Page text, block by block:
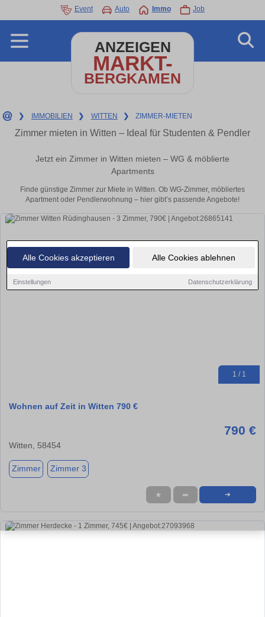
Alle Cookies akzeptieren Alle Cookies ablehnen
Einstellungen Datenschutzerklärung
Event Auto Immo Job
ANZEIGEN
MARKT-
BERGKAMEN
❯ IMMOBILIEN ❯ WITTEN ❯ ZIMMER-MIETEN
Zimmer mieten in Witten – Ideal für Studenten & Pendler
Jetzt ein Zimmer in Witten mieten – WG & möblierte
Apartments
Finde günstige Zimmer zur Miete in Witten. Ob WG-Zimmer, möbliertes
Apartment oder Pendlerwohnung – hier gibt’s passende Angebote!
1 / 1
Wohnen auf Zeit in Witten 790 €
790 €
Witten, 58454
Zimmer Zimmer 3
★ ➦ ➜